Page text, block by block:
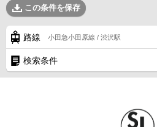
この条件を保存
路線 小田急小田原線 / 渋沢駅
検索条件